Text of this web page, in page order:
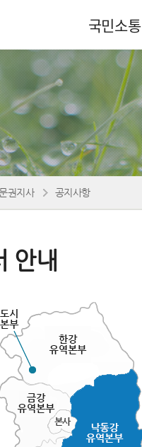
국민소통
권지사 공지사항
안내